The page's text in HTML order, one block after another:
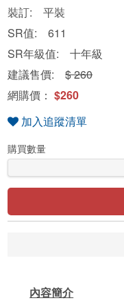
裝訂: 平裝
SR值: 611
SR年級值: 十年級
建議售價:$ 260
網購價：$260
加入追蹤清單
購買數量
內容簡介